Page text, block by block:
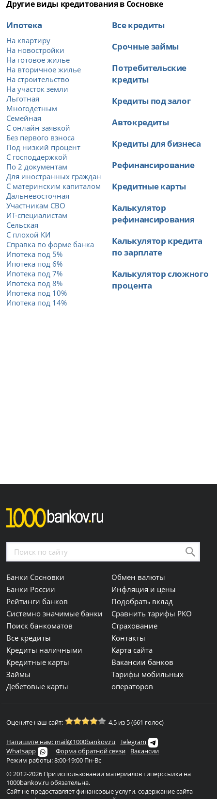
Другие виды кредитования в Сосновке
Ипотека
На квартиру
На новостройки
На готовое жилье
На вторичное жилье
На строительство
На участок земли
Льготная
Многодетным
Семейная
С онлайн заявкой
Без первого взноса
Под низкий процент
С господдержкой
По 2 документам
Для иностранных граждан
С материнским капиталом
Дальневосточная
Участникам СВО
ИТ-специалистам
Сельская
С плохой КИ
Справка по форме банка
Ипотека под 5%
Ипотека под 6%
Ипотека под 7%
Ипотека под 8%
Ипотека под 10%
Ипотека под 14%
Все кредиты
Срочные займы
Потребительские
кредиты
Кредиты под залог
Автокредиты
Кредиты для бизнеса
Рефинансирование
Кредитные карты
Калькулятор
рефинансирования
Калькулятор кредита
по зарплате
Калькулятор сложного
процента
Банки Сосновки
Банки России
Рейтинги банков
Системно значимые банки
Поиск банкоматов
Все кредиты
Кредиты наличными
Кредитные карты
Займы
Дебетовые карты
Обмен валюты
Инфляция и цены
Подобрать вклад
Сравнить тарифы РКО
Страхование
Контакты
Карта сайта
Вакансии банков
Тарифы мобильных
операторов
Оцените наш сайт: 4.5 из 5 (661 голос)
Напишите нам: mail@1000bankov.ru
Telegram
Whatsapp
Форма обратной связи
Вакансии
Режим работы: 8:00-19:00 Пн-Вс
© 2012-2026 При использовании материалов гиперссылка на
1000bankov.ru обязательна.
Сайт не предоставляет финансовые услуги, содержание сайта